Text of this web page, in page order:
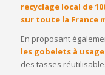
recyclage local de
sur toute la France
En proposant
les gobelets à
des tasses